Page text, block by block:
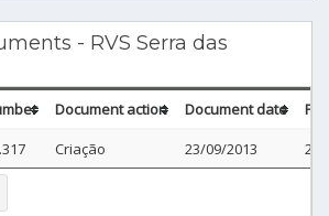
- RVS Serra das
Document action Document date
Criação 23/09/2013 24/